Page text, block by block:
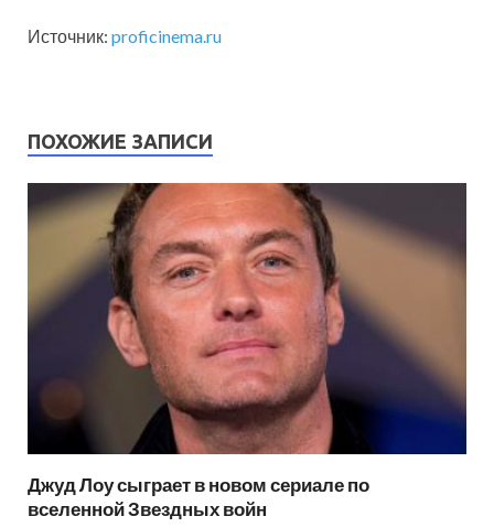
Источник: proficinema.ru
ПОХОЖИЕ ЗАПИСИ
Джуд Лоу сыграет в новом сериале по
вселенной Звездных войн